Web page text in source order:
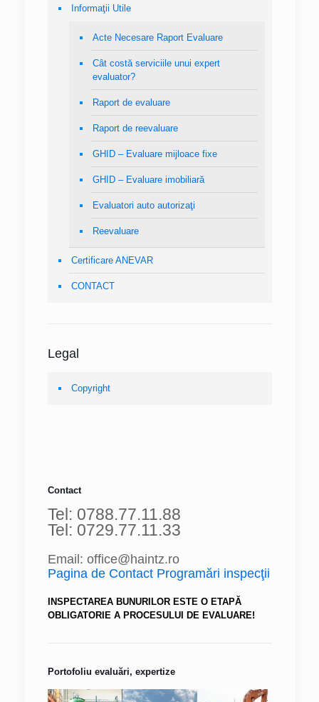
Informaţii Utile
Acte Necesare Raport Evaluare
Cât costă serviciile unui expert
evaluator?
Raport de evaluare
Raport de reevaluare
GHID – Evaluare mijloace fixe
GHID – Evaluare imobiliară
Evaluatori auto autorizaţi
Reevaluare
Certificare ANEVAR
CONTACT
Legal
Copyright
Contact
Tel: 0788.77.11.88
Tel: 0729.77.11.33
Email: office@haintz.ro
Pagina de Contact Programări inspecţii
INSPECTAREA BUNURILOR ESTE O ETAPĂ
OBLIGATORIE A PROCESULUI DE EVALUARE!
Portofoliu evaluări, expertize